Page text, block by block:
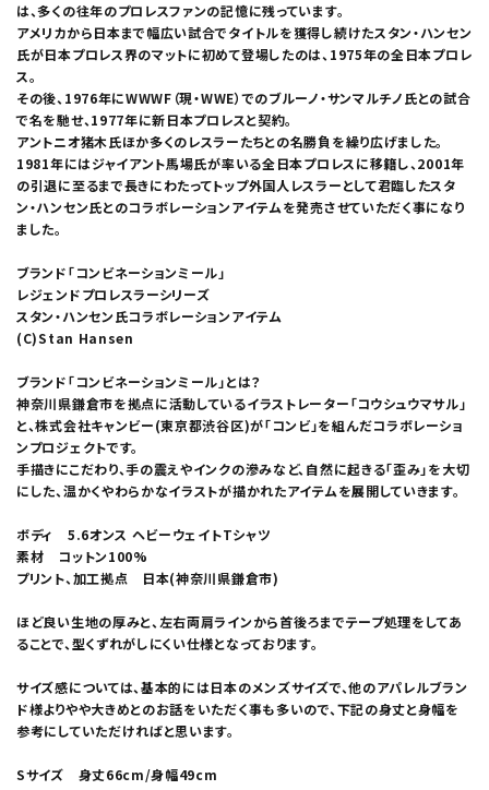
は、多くの往年のプロレスファンの記憶に残っています。
アメリカから日本まで幅広い試合でタイトルを獲得し続けたスタン・ハンセン
氏が日本プロレス界のマットに初めて登場したのは、1975年の全日本プロレ
ス。
その後、1976年にWWWF（現・WWE）でのブルーノ・サンマルチノ氏との試合
で名を馳せ、1977年に新日本プロレスと契約。
アントニオ猪木氏ほか多くのレスラーたちとの名勝負を繰り広げました。
1981年にはジャイアント馬場氏が率いる全日本プロレスに移籍し、2001年
の引退に至るまで長きにわたってトップ外国人レスラーとして君臨したスタ
ン・ハンセン氏とのコラボレーションアイテムを発売させていただく事になり
ました。
ブランド「コンビネーションミール」
レジェンドプロレスラーシリーズ
スタン・ハンセン氏コラボレーションアイテム
(C)Stan Hansen
ブランド「コンビネーションミール」とは？
神奈川県鎌倉市を拠点に活動しているイラストレーター「コウシュウマサル」
と、株式会社キャンビー(東京都渋谷区)が「コンビ」を組んだコラボレーショ
ンプロジェクトです。
手描きにこだわり、手の震えやインクの滲みなど、自然に起きる「歪み」を大切
にした、温かくやわらかなイラストが描かれたアイテムを展開していきます。
ボディ 5.6オンス ヘビーウェイトTシャツ
素材 コットン100%
プリント、加工拠点 日本(神奈川県鎌倉市)
ほど良い生地の厚みと、左右両肩ラインから首後ろまでテープ処理をしてあ
ることで、型くずれがしにくい仕様となっております。
サイズ感については、基本的には日本のメンズサイズで、他のアパレルブラン
ド様よりやや大きめとのお話をいただく事も多いので、下記の身丈と身幅を
参考にしていただければと思います。
Sサイズ 身丈66cm/身幅49cm